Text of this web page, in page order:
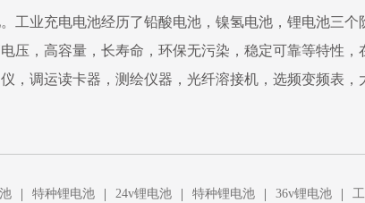
工业充电电池经历了铅酸电池，镍氢电池，锂电池三
压，高容量，长寿命，环保无污染，稳定可靠等特性
，调运读卡器，测绘仪器，光纤溶接机，选频变频表
| 特种锂电池 | 24v锂电池 | 特种锂电池 | 36v锂电池 |